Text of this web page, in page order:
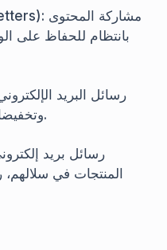
بانتظام للحفاظ على
رسائل البريد
وتخفيضات، أو تقديم منتجات جديدة.
رسائل بريد
المنتجات في